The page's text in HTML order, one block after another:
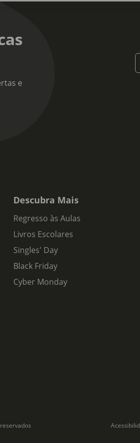
e
Descubra Mais
Regresso às Aulas
Livros Escolares
Singles' Day
Black Friday
Cyber Monday